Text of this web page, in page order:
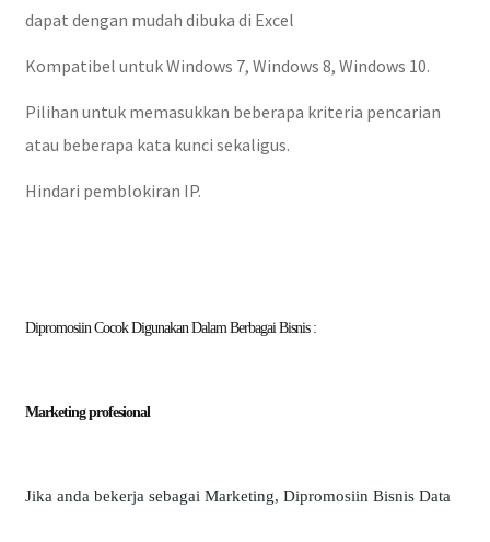
dapat dengan mudah dibuka di Excel
Kompatibel untuk Windows 7, Windows 8, Windows 10.
Pilihan untuk memasukkan beberapa kriteria pencarian
atau beberapa kata kunci sekaligus.
Hindari pemblokiran IP.
Dipromosiin Cocok Digunakan Dalam Berbagai Bisnis :
Marketing profesional
Jika anda bekerja sebagai Marketing, Dipromosiin Bisnis Data